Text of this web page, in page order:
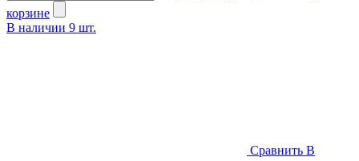
корзине
В наличии 9 шт.
Сравнить В